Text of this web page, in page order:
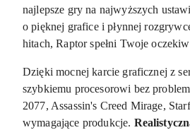
najlepsze gry na najwyższych
o pięknej grafice i płynnej
hitach, Raptor spełni Twoje
Dzięki mocnej karcie graficznej z
szybkiemu procesorowi bez
2077, Assassin's Creed Mirage,
wymagające produkcje.